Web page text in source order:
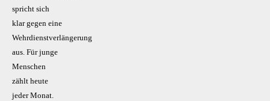
spricht sich
klar gegen eine
Wehrdienstverlängerung
aus. Für junge
Menschen
zählt heute
jeder Monat.